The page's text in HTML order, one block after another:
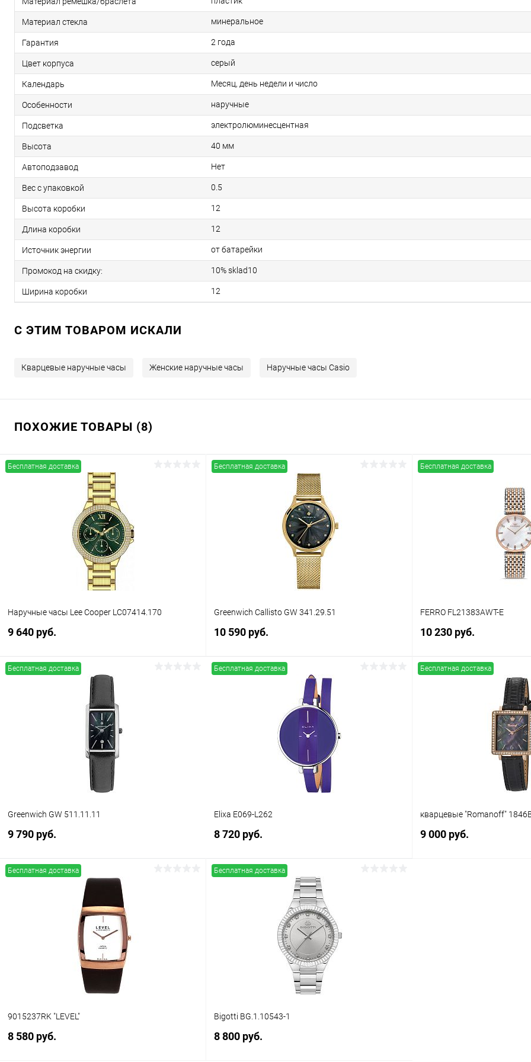
Материал стекла минеральное
Гарантия 2 года
Цвет корпуса серый
Календарь Месяц, день недели и число
Особенности наручные
Подсветка электролюминесцентная
Высота 40 мм
Автоподзавод Нет
Вес с упаковкой 0.5
Высота коробки 12
Длина коробки 12
Источник энергии от батарейки
Промокод на скидку: 10% sklad10
Ширина коробки 12
C ЭТИМ ТОВАРОМ ИСКАЛИ
Кварцевые наручные часы Женские наручные часы Наручные часы Casio
ПОХОЖИЕ ТОВАРЫ (8)
Бесплатная доставка
Hаручные часы Lee Cooper LC07414.170
9 640 руб.
В корзину
Бесплатная доставка
Greenwich Callisto GW 341.29.51
10 590 руб.
В корзину
В наличии
Бесплатная доставка
FERRO FL21383AWT-E
10 230 руб.
В
Бесплатная доставка
Greenwich GW 511.11.11
9 790 руб.
В корзину
В наличии
Бесплатная доставка
Elixa E069-L262
8 720 руб.
В корзину
В наличии
Бесплатная доставка
кварцевые "Romanoff"
9 000 руб.
Бесплатная доставка
9015237RK "LEVEL"
8 580 руб.
Бесплатная доставка
Bigotti BG.1.10543-1
8 800 руб.